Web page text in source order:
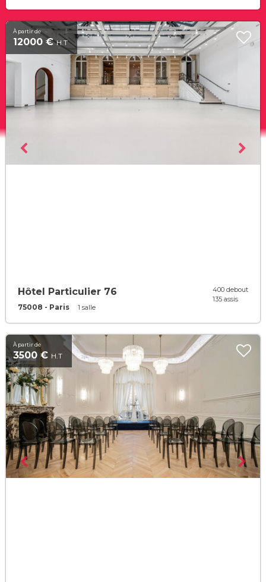
À partir de
12000 €H.T
Hôtel Particulier 76
75008 - Paris 1 salle
400 debout
135 assis
À partir de
3500 € H.T